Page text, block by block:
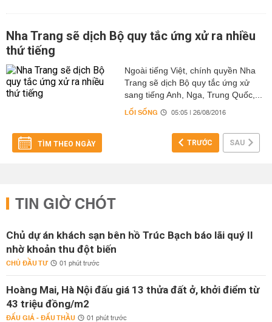
Nha Trang sẽ dịch Bộ quy tắc ứng xử ra nhiều
thứ tiếng
Ngoài tiếng Việt, chính quyền Nha
Trang sẽ dịch Bộ quy tắc ứng xử
sang tiếng Anh, Nga, Trung Quốc,...
LỐI SỐNG 05:05 | 26/08/2016
TÌM THEO NGÀY TRƯỚC SAU
TIN GIỜ CHÓT
Chủ dự án khách sạn bên hồ Trúc Bạch báo lãi quý II
nhờ khoản thu đột biến
CHỦ ĐẦU TƯ 01 phút trước
Hoàng Mai, Hà Nội đấu giá 13 thửa đất ở, khởi điểm từ
43 triệu đồng/m2
ĐẤU GIÁ - ĐẤU THẦU 01 phút trước